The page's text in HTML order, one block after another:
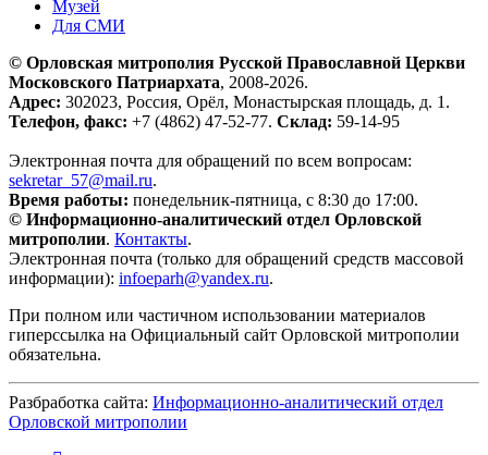
Музей
Для СМИ
© Орловская митрополия Русской Православной Церкви
Московского Патриархата, 2008-2026.
Адрес: 302023, Россия, Орёл, Монастырская площадь, д. 1.
Телефон, факс: +7 (4862) 47-52-77. Склад: 59-14-95
Электронная почта для обращений по всем вопросам:
sekretar_57@mail.ru.
Время работы: понедельник-пятница, с 8:30 до 17:00.
© Информационно-аналитический отдел Орловской
митрополии. Контакты.
Электронная почта (только для обращений средств массовой
информации): infoeparh@yandex.ru.
При полном или частичном использовании материалов
гиперссылка на Официальный сайт Орловской митрополии
обязательна.
Разбработка сайта: Информационно-аналитический отдел
Орловской митрополии